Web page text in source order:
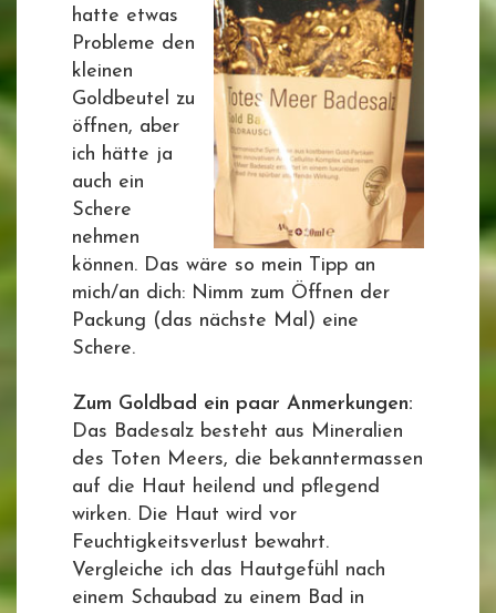
hatte etwas
Probleme den
kleinen
Goldbeutel zu
öffnen, aber
ich hätte ja
auch ein
Schere
nehmen
können. Das wäre so mein Tipp an
mich/an dich: Nimm zum Öffnen der
Packung (das nächste Mal) eine
Schere.
Zum Goldbad ein paar Anmerkungen:
Das Badesalz besteht aus Mineralien
des Toten Meers, die bekanntermassen
auf die Haut heilend und pflegend
wirken. Die Haut wird vor
Feuchtigkeitsverlust bewahrt.
Vergleiche ich das Hautgefühl nach
einem Schaubad zu einem Bad in